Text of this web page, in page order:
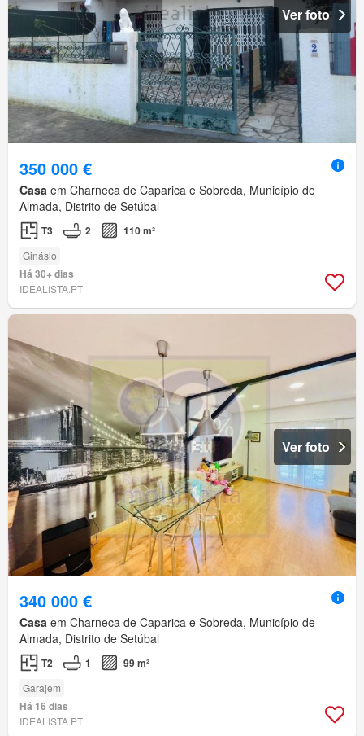
Ver foto
350 000 €
Casa em Charneca de Caparica e Sobreda, Município de
Almada, Distrito de Setúbal
T3 2 110 m²
Ginásio
Há 30+ dias
IDEALISTA.PT
Ver foto
340 000 €
Casa em Charneca de Caparica e Sobreda, Município de
Almada, Distrito de Setúbal
T2 1 99 m²
Garajem
Há 16 dias
IDEALISTA.PT